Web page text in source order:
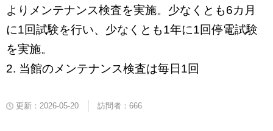
よりメンテナンス検査を実施。少なくとも6カ月
に1回試験を行い、少なくとも1年に1回停電試験
を実施。
2. 当館のメンテナンス検査は毎日 1回
更新：2026-05-20 訪問者：666